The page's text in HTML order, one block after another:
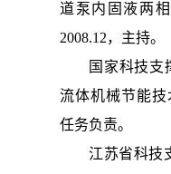
道泵内固液两
2008.12，主持。
国家科技支
流体机械节能技
任务负责。
江苏省科技